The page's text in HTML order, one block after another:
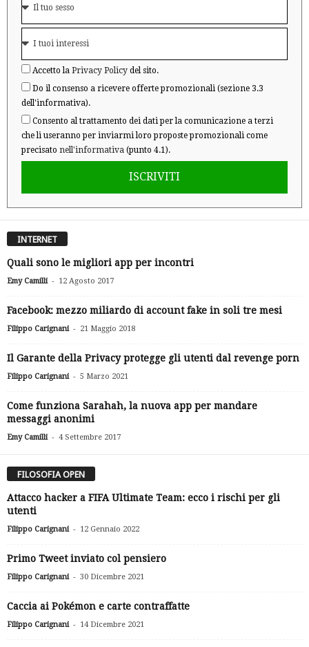
Accetto la Privacy Policy del sito.
Do il consenso a ricevere offerte promozionali (sezione 3.3
dell'informativa).
Consento al trattamento dei dati per la comunicazione a terzi
che li useranno per inviarmi loro proposte promozionali come
precisato nell'informativa (punto 4.1).
ISCRIVITI
INTERNET
Quali sono le migliori app per incontri
Emy Camilli - 12 Agosto 2017
Facebook: mezzo miliardo di account fake in soli tre mesi
Filippo Carignani - 21 Maggio 2018
Il Garante della Privacy protegge gli utenti dal revenge porn
Filippo Carignani - 5 Marzo 2021
Come funziona Sarahah, la nuova app per mandare
messaggi anonimi
Emy Camilli - 4 Settembre 2017
FILOSOFIA OPEN
Attacco hacker a FIFA Ultimate Team: ecco i rischi per gli
utenti
Filippo Carignani - 12 Gennaio 2022
Primo Tweet inviato col pensiero
Filippo Carignani - 30 Dicembre 2021
Caccia ai Pokémon e carte contraffatte
Filippo Carignani - 14 Dicembre 2021